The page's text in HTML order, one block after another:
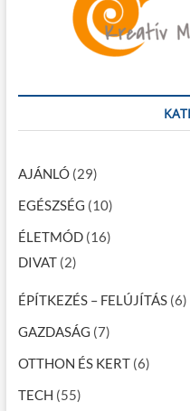
AJÁNLÓ(29)
EGÉSZSÉG (10)
ÉLETMÓD(16)
DIVAT(2)
ÉPÍTKEZÉS – FELÚJÍTÁS(6)
GAZDASÁG (7)
OTTHON ÉS KERT(6)
TECH (55)